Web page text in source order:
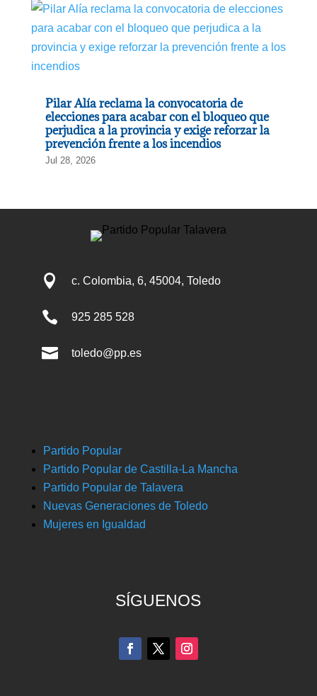
Pilar Alía reclama la convocatoria de
elecciones para acabar con el bloqueo que
perjudica a la provincia y exige reforzar la
prevención frente a los incendios
Jul 28, 2026
 c. Colombia, 6, 45004, Toledo
 925 285 528
 toledo@pp.es
Partido Popular
Partido Popular de Castilla-La Mancha
Partido Popular de Talavera
Nuevas Generaciones de Toledo
Mujeres en Igualdad
SÍGUENOS